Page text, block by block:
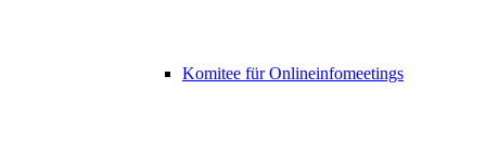
Komitee für Onlineinfomeetings